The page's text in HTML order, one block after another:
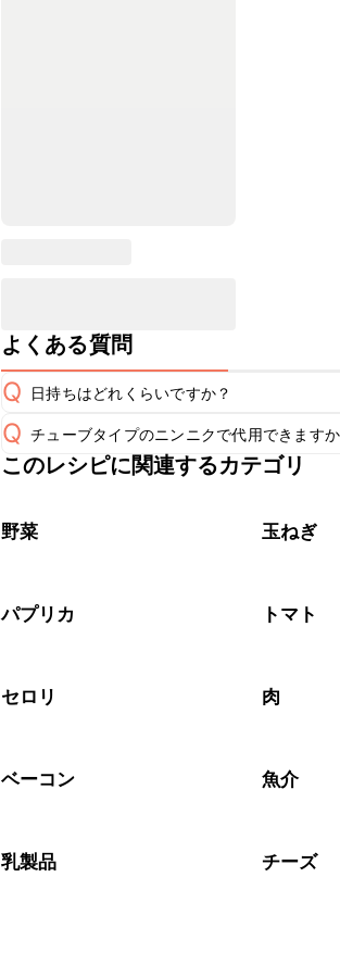
よくある質問
Q 日持ちはどれくらいですか？
A
こちらのレシピは出来たてをお召し上がり
Q チューブタイプのニンニクで代用できますか
チューブタイプのニンニクを使用してもお
このレシピに関連するカテゴリ
野菜 玉ねぎ
パプリカ トマト
セロリ 肉
ベーコン 魚介
乳製品 チーズ